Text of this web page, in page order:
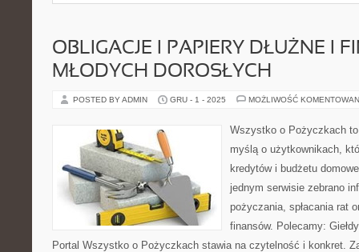
OBLIGACJE I PAPIERY DŁUŻNE I
MŁODYCH DOROSŁYCH
POSTED BY ADMIN GRU - 1 - 2025 MOŻLIWOŚĆ
Wszystko o Pożyczkach
myślą o użytkownikach,
kredytów i budżetu
jednym serwisie zebrano
pożyczania, spłacania rat
finansów. Polecamy:
Portal Wszystko o Pożyczkach stawia na czytelność i konkret.